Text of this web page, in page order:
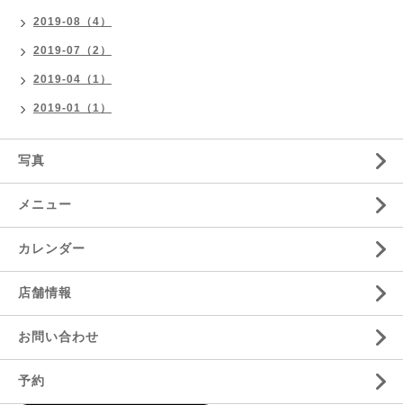
2019-08（4）
2019-07（2）
2019-04（1）
2019-01（1）
写真
メニュー
カレンダー
店舗情報
お問い合わせ
予約